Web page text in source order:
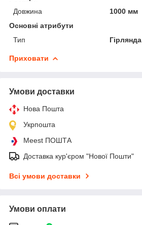
Довжина
1000 мм
Основні атрибути
Тип
Гірлянда
Приховати
Умови доставки
Нова Пошта
Укрпошта
Meest ПОШТА
Доставка кур'єром "Нової Пошти"
Всі умови доставки
Умови оплати